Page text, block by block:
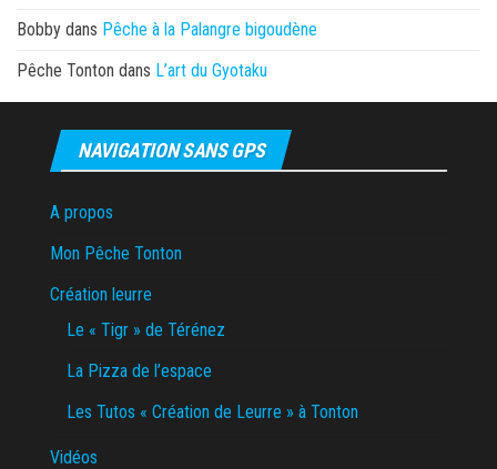
Bobby dans Pêche à la Palangre bigoudène
Pêche Tonton dans L’art du Gyotaku
NAVIGATION SANS GPS
A propos
Mon Pêche Tonton
Création leurre
Le « Tigr » de Térénez
La Pizza de l’espace
Les Tutos « Création de Leurre » à Tonton
Vidéos